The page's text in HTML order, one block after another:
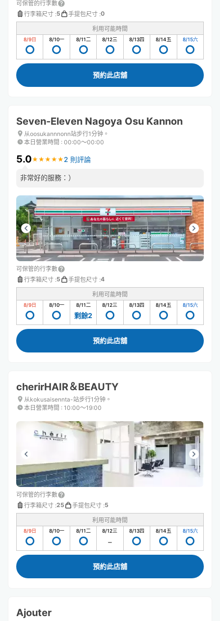
可保管的行李數
行李箱尺寸 :5 手提包尺寸 :0
利用可能時間
8/9日 8/10一 8/11二 8/12三 8/13四 8/14五 8/15六
預約此店舖
Seven-Eleven Nagoya Osu Kannon
从oosukannnonn站步行1分钟。
本日營業時間 : 00:00〜00:00
5.0★ ★ ★ ★ ★
★ ★ ★ ★ ★ 2 則評論
非常好的服務：）
可保管的行李數
行李箱尺寸 :5 手提包尺寸 :4
利用可能時間
8/9日 8/10一 8/11二
剩餘2
8/12三 8/13四 8/14五 8/15六
預約此店舖
cherirHAIR＆BEAUTY
从kokusaisennta-站步行1分钟。
本日營業時間 : 10:00〜19:00
可保管的行李數
行李箱尺寸 :25 手提包尺寸 :5
利用可能時間
8/9日 8/10一 8/11二 8/12三 8/13四 8/14五 8/15六
預約此店舖
Ajouter